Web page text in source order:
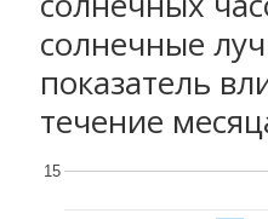
солнечные
показатель
течение
15